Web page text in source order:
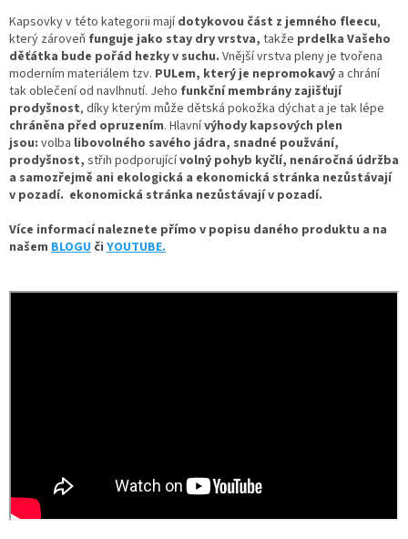
Kapsovky v této kategorii majídotykovou část z jemného fleecu,
který zároveň funguje jako stay dry vrstva, takže prdelka Vašeho
děťátka bude pořád hezky v suchu. Vnější vrstva pleny je tvořena
moderním materiálem tzv. PULem, který je nepromokavý a chrání
tak oblečení od navlhnutí. Jeho funkční membrány zajišťují
prodyšnost, díky kterým může dětská pokožka dýchat a je tak lépe
chráněna před opruzením. Hlavnívýhody kapsových plen
jsou: volba libovolného savého jádra, snadné použvání,
prodyšnost, střih podporujícívolný pohyb kyčlí, nenáročná údržba
a samozřejmě ani ekologická a ekonomická stránka nezůstávají
v pozadí. ekonomická stránka nezůstávají v pozadí.
Více informací naleznete přímo v popisu daného produktu a na
našem BLOGU či YOUTUBE.